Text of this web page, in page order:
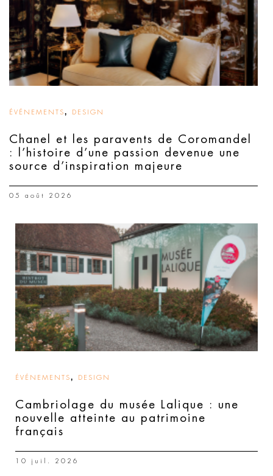
ÉVÉNEMENTS, DESIGN
Chanel et les paravents de Coromandel
: l’histoire d’une passion devenue une
source d’inspiration majeure
05 août 2026
ÉVÉNEMENTS, DESIGN
Cambriolage du musée Lalique : une
nouvelle atteinte au patrimoine
français
10 juil. 2026